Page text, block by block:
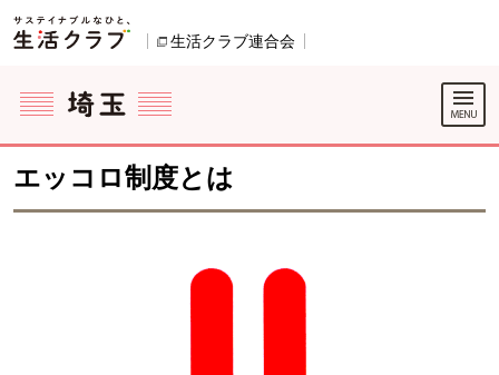
ページの先頭です。
生活クラブ連合会
ここからサイト内共通メニューです。
サイト内共通メニューをスキップする
サイト内共通メニューここまで。
エッコロ制度とは